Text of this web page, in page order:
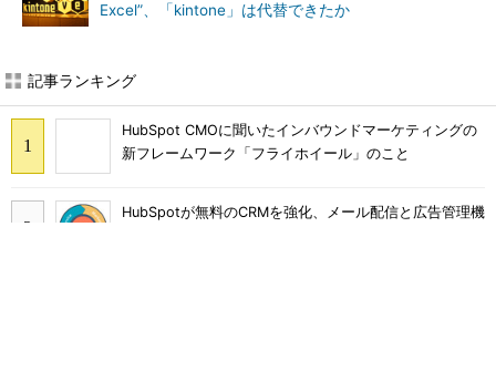
Excel”、「kintone」は代替できたか
記事ランキング
HubSpot CMOに聞いたインバウンドマーケティングの
新フレームワーク「フライホイール」のこと
HubSpotが無料のCRMを強化、メール配信と広告管理機